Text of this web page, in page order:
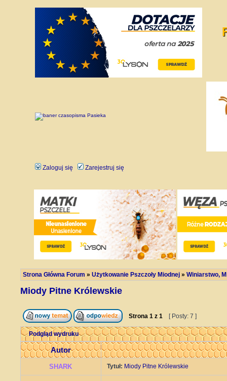
Zaloguj się Zarejestruj się
Strona Główna Forum » Użytkowanie Pszczoły Miodnej » Winiarstwo,
Miody Pitne Królewskie
Strona 1 z 1 [ Posty: 7 ]
Podgląd wydruku
Autor
SHARK Tytuł: Miody Pitne Królewskie